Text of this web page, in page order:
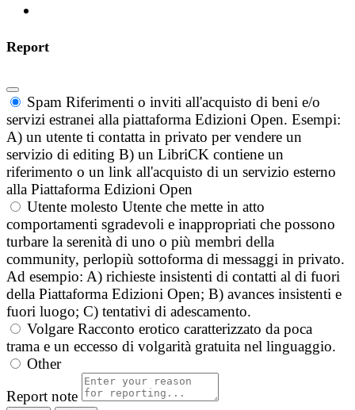
Report
Spam Riferimenti o inviti all'acquisto di beni e/o
servizi estranei alla piattaforma Edizioni Open. Esempi:
A) un utente ti contatta in privato per vendere un
servizio di editing B) un LibriCK contiene un
riferimento o un link all'acquisto di un servizio esterno
alla Piattaforma Edizioni Open
Utente molesto Utente che mette in atto
comportamenti sgradevoli e inappropriati che possono
turbare la serenità di uno o più membri della
community, perlopiù sottoforma di messaggi in privato.
Ad esempio: A) richieste insistenti di contatti al di fuori
della Piattaforma Edizioni Open; B) avances insistenti e
fuori luogo; C) tentativi di adescamento.
Volgare Racconto erotico caratterizzato da poca
trama e un eccesso di volgarità gratuita nel linguaggio.
Other
Report note